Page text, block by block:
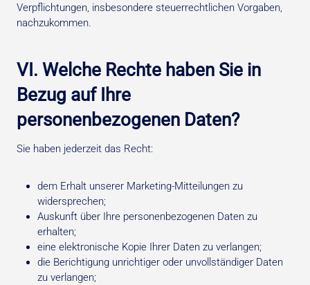
Verpflichtungen, insbesondere steuerrechtlichen Vorgaben,
nachzukommen.
VI. Welche Rechte haben Sie in
Bezug auf Ihre
personenbezogenen Daten?
Sie haben jederzeit das Recht:
dem Erhalt unserer Marketing-Mitteilungen zu
widersprechen;
Auskunft über Ihre personenbezogenen Daten zu
erhalten;
eine elektronische Kopie Ihrer Daten zu verlangen;
die Berichtigung unrichtiger oder unvollständiger Daten
zu verlangen;